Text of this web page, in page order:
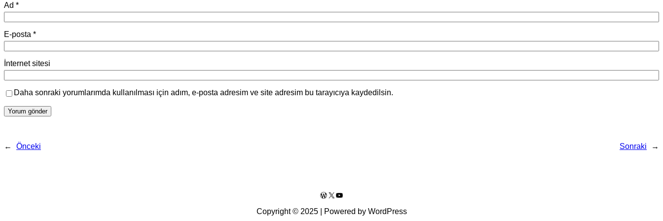
Ad *
E-posta *
İnternet sitesi
Daha sonraki yorumlarımda kullanılması için adım, e-posta adresim ve site adresim bu tarayıcıya kaydedilsin.
← Önceki Sonraki →
WordPress
X YouTube
Copyright © 2025 | Powered by WordPress